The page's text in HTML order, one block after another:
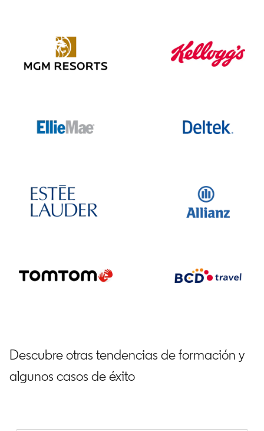
Descubre otras tendencias de formación y
algunos casos de éxito